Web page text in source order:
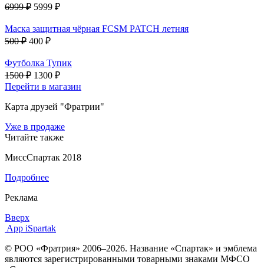
6999 ₽ 5999 ₽
Маска защитная чёрная FCSM PATCH летняя
500 ₽ 400 ₽
Футболка Тупик
1500 ₽ 1300 ₽
Перейти в магазин
Карта друзей "Фратрии"
Уже в продаже
Читайте также
МиссСпартак 2018
Подробнее
Реклама
Вверх
App iSpartak
© РОО «Фратрия» 2006–2026. Название «Спартак» и эмблема
являются зарегистрированными товарными знаками МФСО